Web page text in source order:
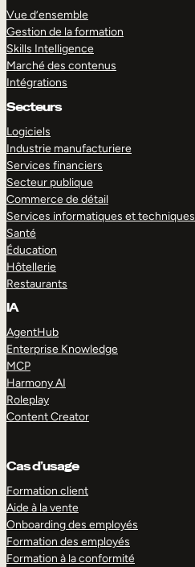
Vue d’ensemble
Gestion de la formation
Skills Intelligence
Marché des contenus
Intégrations
Secteurs
Logiciels
Industrie manufacturiere
Services financiers
Secteur publique
Commerce de détail
Services informatiques et techniques
Santé
Éducation
Hôtellerie
Restaurants
IA
AgentHub
Enterprise Knowledge
MCP
Harmony AI
Roleplay
Content Creator
Cas d’usage
Formation client
Aide à la vente
Onboarding des employés
Formation des employés
Formation à la conformité